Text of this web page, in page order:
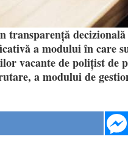
transparență
a modului în care
vacante de polițist de
a modului de